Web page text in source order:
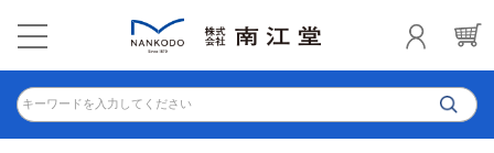
キーワードを入力してください